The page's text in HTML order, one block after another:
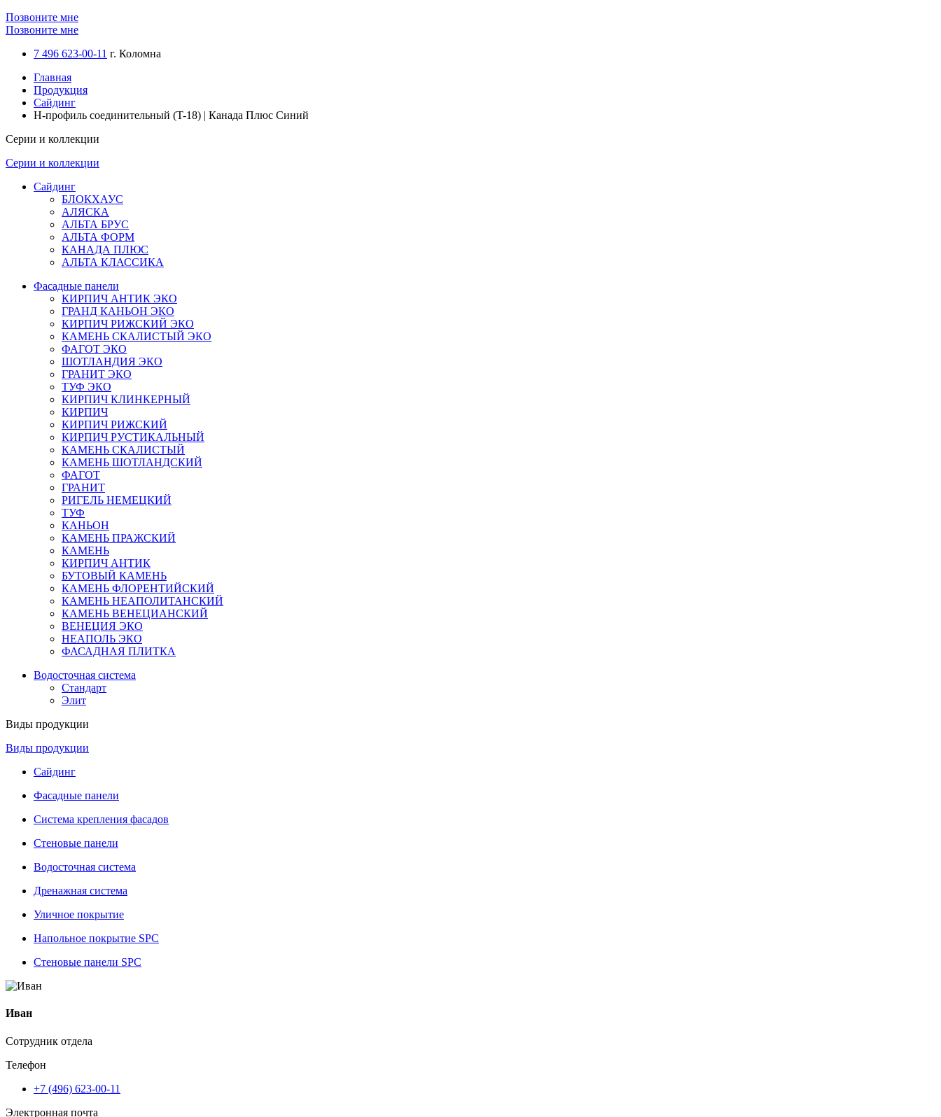
Позвоните мне
Позвоните мне
7 496 623-00-11 г. Коломна
Главная
Продукция
Сайдинг
H-профиль соединительный (T-18) | Канада Плюс Синий
Серии и коллекции
Серии и коллекции
Сайдинг
БЛОКХАУС
АЛЯСКА
АЛЬТА БРУС
АЛЬТА ФОРМ
КАНАДА ПЛЮС
АЛЬТА КЛАССИКА
Фасадные панели
КИРПИЧ АНТИК ЭКО
ГРАНД КАНЬОН ЭКО
КИРПИЧ РИЖСКИЙ ЭКО
КАМЕНЬ СКАЛИСТЫЙ ЭКО
ФАГОТ ЭКО
ШОТЛАНДИЯ ЭКО
ГРАНИТ ЭКО
ТУФ ЭКО
КИРПИЧ КЛИНКЕРНЫЙ
КИРПИЧ
КИРПИЧ РИЖСКИЙ
КИРПИЧ РУСТИКАЛЬНЫЙ
КАМЕНЬ СКАЛИСТЫЙ
КАМЕНЬ ШОТЛАНДСКИЙ
ФАГОТ
ГРАНИТ
РИГЕЛЬ НЕМЕЦКИЙ
ТУФ
КАНЬОН
КАМЕНЬ ПРАЖСКИЙ
КАМЕНЬ
КИРПИЧ АНТИК
БУТОВЫЙ КАМЕНЬ
КАМЕНЬ ФЛОРЕНТИЙСКИЙ
КАМЕНЬ НЕАПОЛИТАНСКИЙ
КАМЕНЬ ВЕНЕЦИАНСКИЙ
ВЕНЕЦИЯ ЭКО
НЕАПОЛЬ ЭКО
ФАСАДНАЯ ПЛИТКА
Водосточная система
Стандарт
Элит
Виды продукции
Виды продукции
Сайдинг
Фасадные панели
Система крепления фасадов
Стеновые панели
Водосточная система
Дренажная система
Уличное покрытие
Напольное покрытие SPC
Стеновые панели SPC
Иван
Сотрудник отдела
Телефон
+7 (496) 623-00-11
Электронная почта